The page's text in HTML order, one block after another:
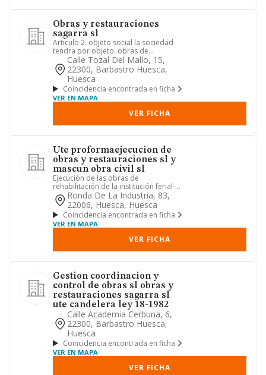
Obras y restauraciones
sagarra sl
Articulo 2. objeto social la sociedad
tendra por objeto. obras de
albanileria, construccion, repara...
Calle Tozal Del Mallo, 15,
22300, Barbastro Huesca,
Huesca
Coincidencia encontrada en ficha
VER EN MAPA
VER FICHA
Ute proformaejecucion de
obras y restauraciones sl y
mascun obra civil sl
Ejecución de las obras de
rehabilitación de la institución ferial-
nave polivalente azucarera de ...
Ronda De La Industria, 83,
22006, Huesca, Huesca
Coincidencia encontrada en ficha
VER EN MAPA
VER FICHA
Gestion coordinacion y
control de obras sl obras y
restauraciones sagarra sl
ute candelera ley 18-1982
Calle Academia Cerbuna, 6,
22300, Barbastro Huesca,
Huesca
Coincidencia encontrada en ficha
VER EN MAPA
VER FICHA